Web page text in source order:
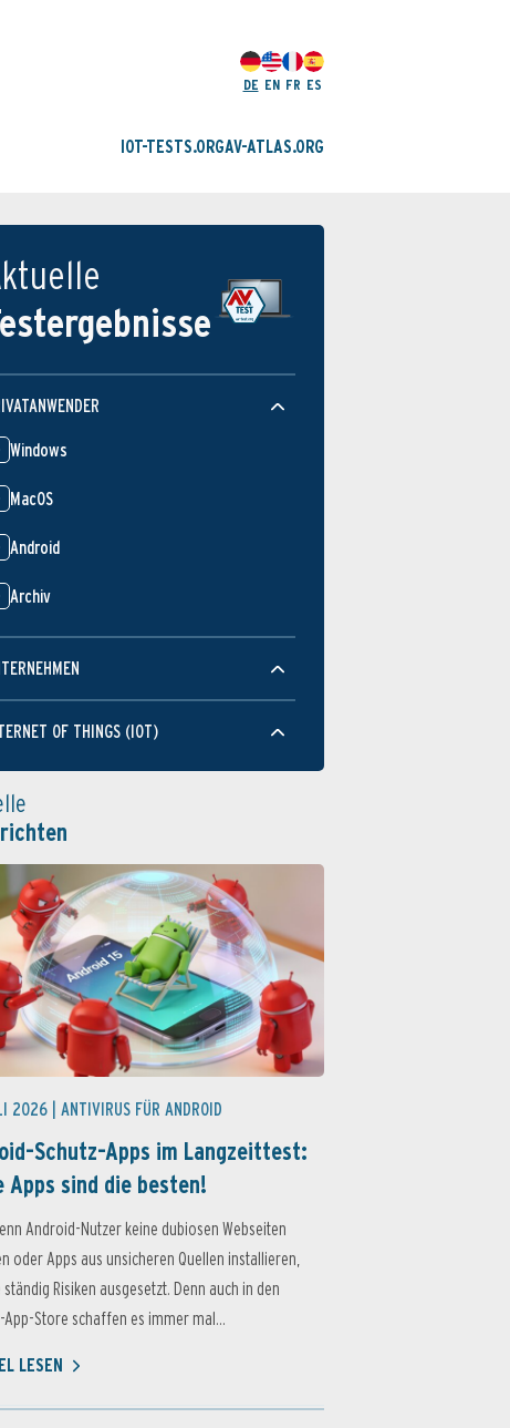
DE EN FR ES
IOT-TESTS.ORGAV-ATLAS.ORG
Windows
MacOS
Android
Archiv
OF THINGS (IOT)
2026 | ANTIVIRUS FÜR ANDROID
Schutz-Apps im Langzeittest:
Apps sind die besten!
Android-Nutzer keine dubiosen Webseiten
oder Apps aus unsicheren Quellen installieren,
ständig Risiken ausgesetzt. Denn auch in den
App-Store schaffen es immer mal...
LESEN